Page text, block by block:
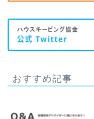
おすすめ記事